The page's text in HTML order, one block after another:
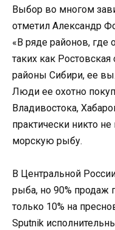
Выбор во многом
отметил Александр
«В ряде районов, где
таких как Ростовская
районы Сибири, ее
Люди ее охотно
Владивостока,
практически никто
морскую рыбу.
В Центральной
рыба, но 90% продаж
только 10% на
Sputnik